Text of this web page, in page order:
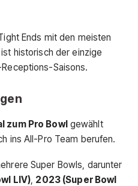
Ends mit den meisten
historisch der einzige
Saisons.
zum Pro Bowlgewählt
ins All-Pro Team berufen.
Super Bowls, darunter
LIV), 2023 (Super Bowl